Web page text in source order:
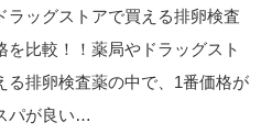
ラッグストアで買える排卵検査
を比較！！薬局やドラッグスト
る排卵検査薬の中で、1番価格が
パが良い…